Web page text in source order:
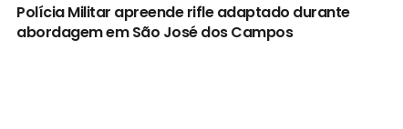
Polícia Militar apreende rifle adaptado durante
abordagem em São José dos Campos